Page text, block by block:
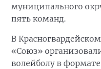
муниципального
пять команд.
В
«Союз»
волейболу в